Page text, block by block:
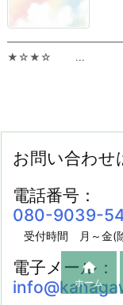
★☆★☆ ...
お問い合わ
電話番号：
080-9039-
受付時間 月～金(
電子メール：

ホーム